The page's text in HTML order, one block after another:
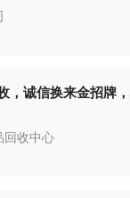
，诚信换来金招牌
回收中心